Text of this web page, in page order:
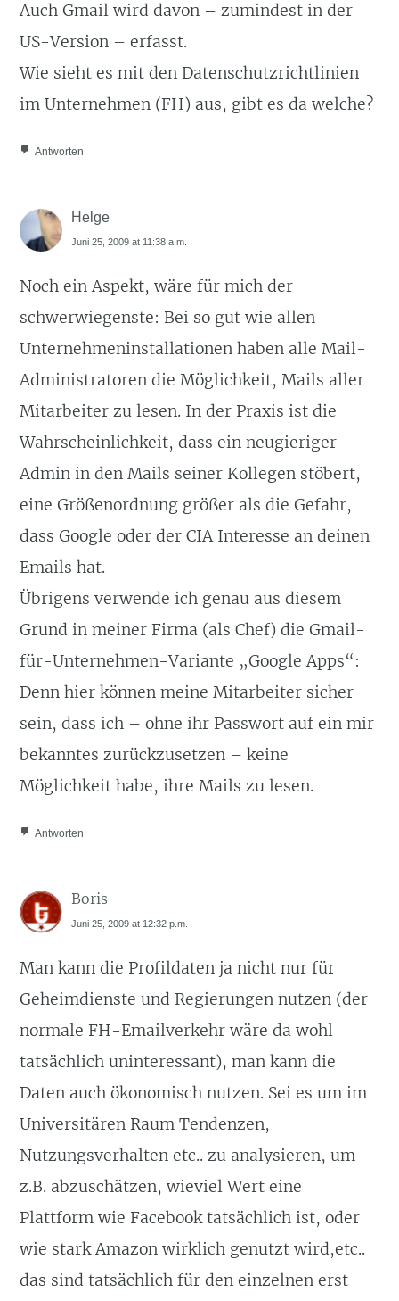
Auch Gmail wird davon – zumindest in der
US-Version – erfasst.
Wie sieht es mit den Datenschutzrichtlinien
im Unternehmen (FH) aus, gibt es da welche?
Antworten
Helge
Juni 25, 2009 at 11:38 a.m.
Noch ein Aspekt, wäre für mich der
schwerwiegenste: Bei so gut wie allen
Unternehmeninstallationen haben alle Mail-
Administratoren die Möglichkeit, Mails aller
Mitarbeiter zu lesen. In der Praxis ist die
Wahrscheinlichkeit, dass ein neugieriger
Admin in den Mails seiner Kollegen stöbert,
eine Größenordnung größer als die Gefahr,
dass Google oder der CIA Interesse an deinen
Emails hat.
Übrigens verwende ich genau aus diesem
Grund in meiner Firma (als Chef) die Gmail-
für-Unternehmen-Variante „Google Apps“:
Denn hier können meine Mitarbeiter sicher
sein, dass ich – ohne ihr Passwort auf ein mir
bekanntes zurückzusetzen – keine
Möglichkeit habe, ihre Mails zu lesen.
Antworten
Boris
Juni 25, 2009 at 12:32 p.m.
Man kann die Profildaten ja nicht nur für
Geheimdienste und Regierungen nutzen (der
normale FH-Emailverkehr wäre da wohl
tatsächlich uninteressant), man kann die
Daten auch ökonomisch nutzen. Sei es um im
Universitären Raum Tendenzen,
Nutzungsverhalten etc.. zu analysieren, um
z.B. abzuschätzen, wieviel Wert eine
Plattform wie Facebook tatsächlich ist, oder
wie stark Amazon wirklich genutzt wird,etc..
das sind tatsächlich für den einzelnen erst